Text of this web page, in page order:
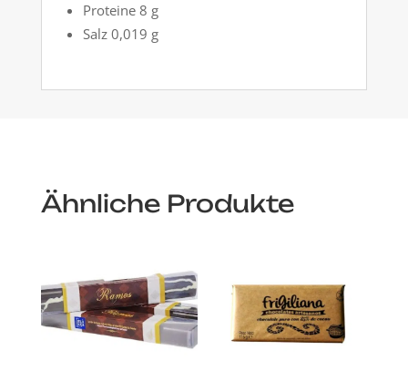
Proteine 8 g
Salz 0,019 g
Ähnliche Produkte